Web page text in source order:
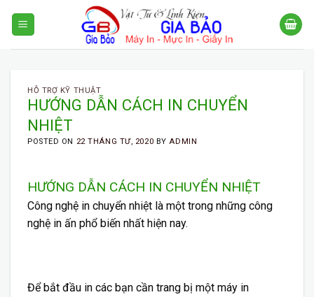
HỖ TRỢ KỸ THUẬT
HƯỚNG DẪN CÁCH IN CHUYỂN
NHIỆT
POSTED ON 22 THÁNG TƯ, 2020 BYADMIN
HƯỚNG DẪN CÁCH IN CHUYỂN NHIỆT
Công nghệ in chuyển nhiệt là một trong những công
nghệ in ấn phổ biến nhất hiện nay.
Để bắt đầu in các bạn cần trang bị một máy in